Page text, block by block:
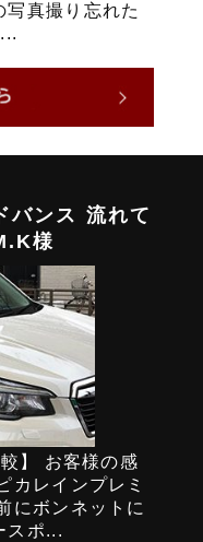
真撮り忘れた
バンス 流れて
様
】 お客様の感
カレインプレミ
にボンネットに
スポ...